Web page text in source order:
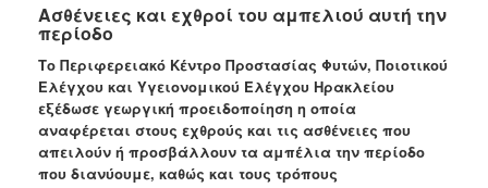
Ηλεκτρονική
Διακυβέρνηση
Σχολικές
Επιτροπές
Αγροτική
Ανάπτυξη
Ανακοινώσεις
Ασθένειες και εχθροί του αμπελιού αυτή την
περίοδο
Το Περιφερειακό Κέντρο Προστασίας Φυτών, Ποιοτικού
Ελέγχου και Υγειονομικού Ελέγχου Ηρακλείου
εξέδωσε γεωργική προειδοποίηση η οποία
αναφέρεται στους εχθρούς και τις ασθένειες που
απειλούν ή προσβάλλουν τα αμπέλια την περίοδο
που διανύουμε, καθώς και τους τρόπους